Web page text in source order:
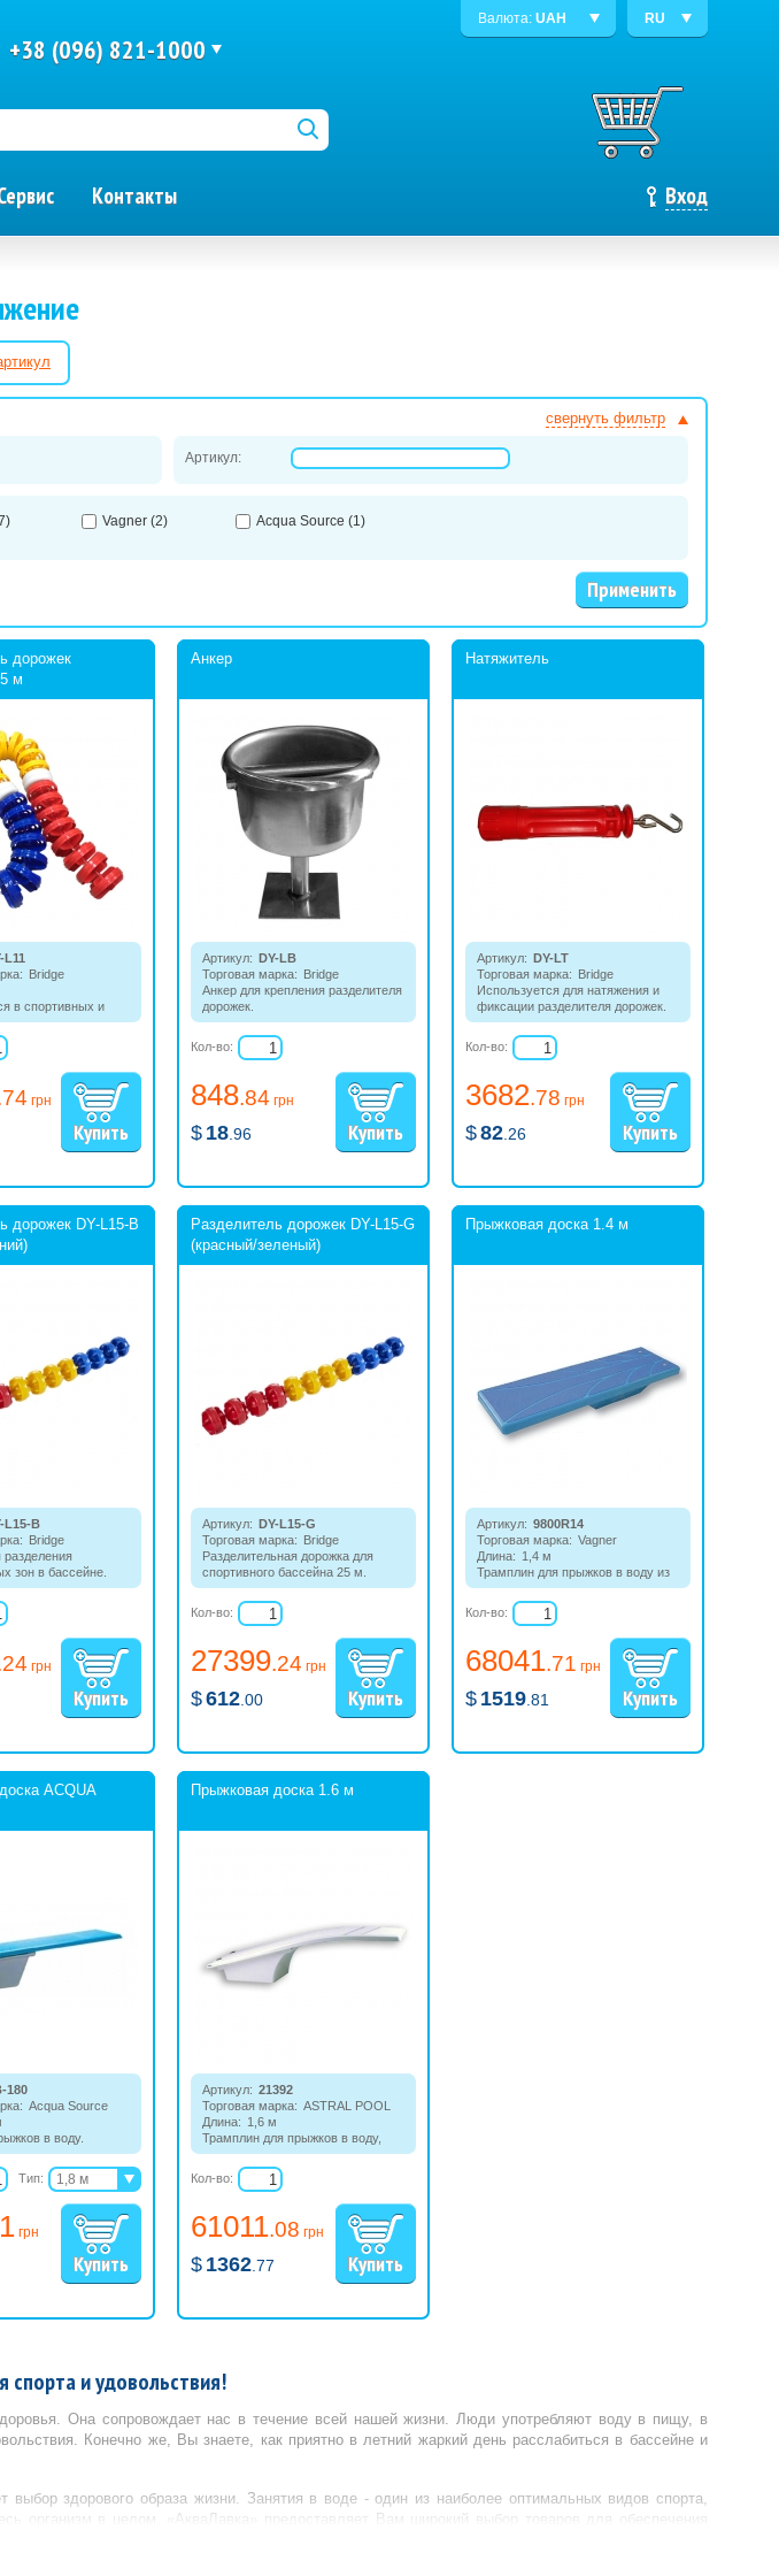
Валюта: UAH RU
Вход
Контакты
+38 (096) 821-1000
свернуть фильтр
Артикул:
Vagner (2) Acqua Source (1)
дорожек
м
L11
Bridge
в спортивных и
для разделе­
зон.
воды.
грн
Анкер
Артикул: DY-LB
Торговая марка: Bridge
Анкер для крепления разделите­ля
дорожек.
848.84 грн
$ 18 .96
Кол-во:
Натяжитель
Артикул: DY-LT
Торговая марка: Bridge
Используется для натяжения и
фиксации разделителя дорожек.
3682.78 грн
$82 .26
Кол-во:
дорожек DY-L15-B
L15-B
Bridge
разделения
зон в бассейне.
Длина 25 м.
синий.
грн
Разделитель дорожек DY-L15-G
(красный/зеленый)
Артикул: DY-L15-G
Торговая марка: Bridge
Разделительная дорожка для
спортивного бассейна 25 м.
Диаметр поплавка 15 см.
Красный, зеленый. Трос из
нержавеющей стали.
27399.24 грн
$612 .00
Кол-во:
Прыжковая доска 1.4 м
Артикул: 9800R14
Торговая марка: Vagner
Длина: 1,4 м
Трамплин для прыжков в воду из
полиэстера и стекловолокна с
противоскользящим покрытием.
68041.71 грн
$ 1519 .81
Кол-во:
ACQUA
180
Acqua Source
в воду.
грн
Тип:
1,8 м
2 м
2,4 м
Прыжковая доска 1.6 м
Артикул: 21392
Торговая марка: ASTRAL POOL
Длина: 1,6 м
Трамплин для прыжков в воду,
устанавливается на борт
бассейна.
61011.08 грн
$ 1362 .77
Кол-во:
и удовольствия!
Она сопровождает нас в течение всей нашей жизни. Люди употребляют воду в пищу, в
Конечно же, Вы знаете, как приятно в летний жаркий день расслабиться в бассейне и
здорового образа жизни. Занятия в воде - один из наиболее оптимальных видов спорта,
организм в целом. «АкваЛавка» предоставляет Вам широкий выбор товаров для обеспечения
И сегодня мы предлагаем Вам новые, но не менее интересные продукты – трамплин для